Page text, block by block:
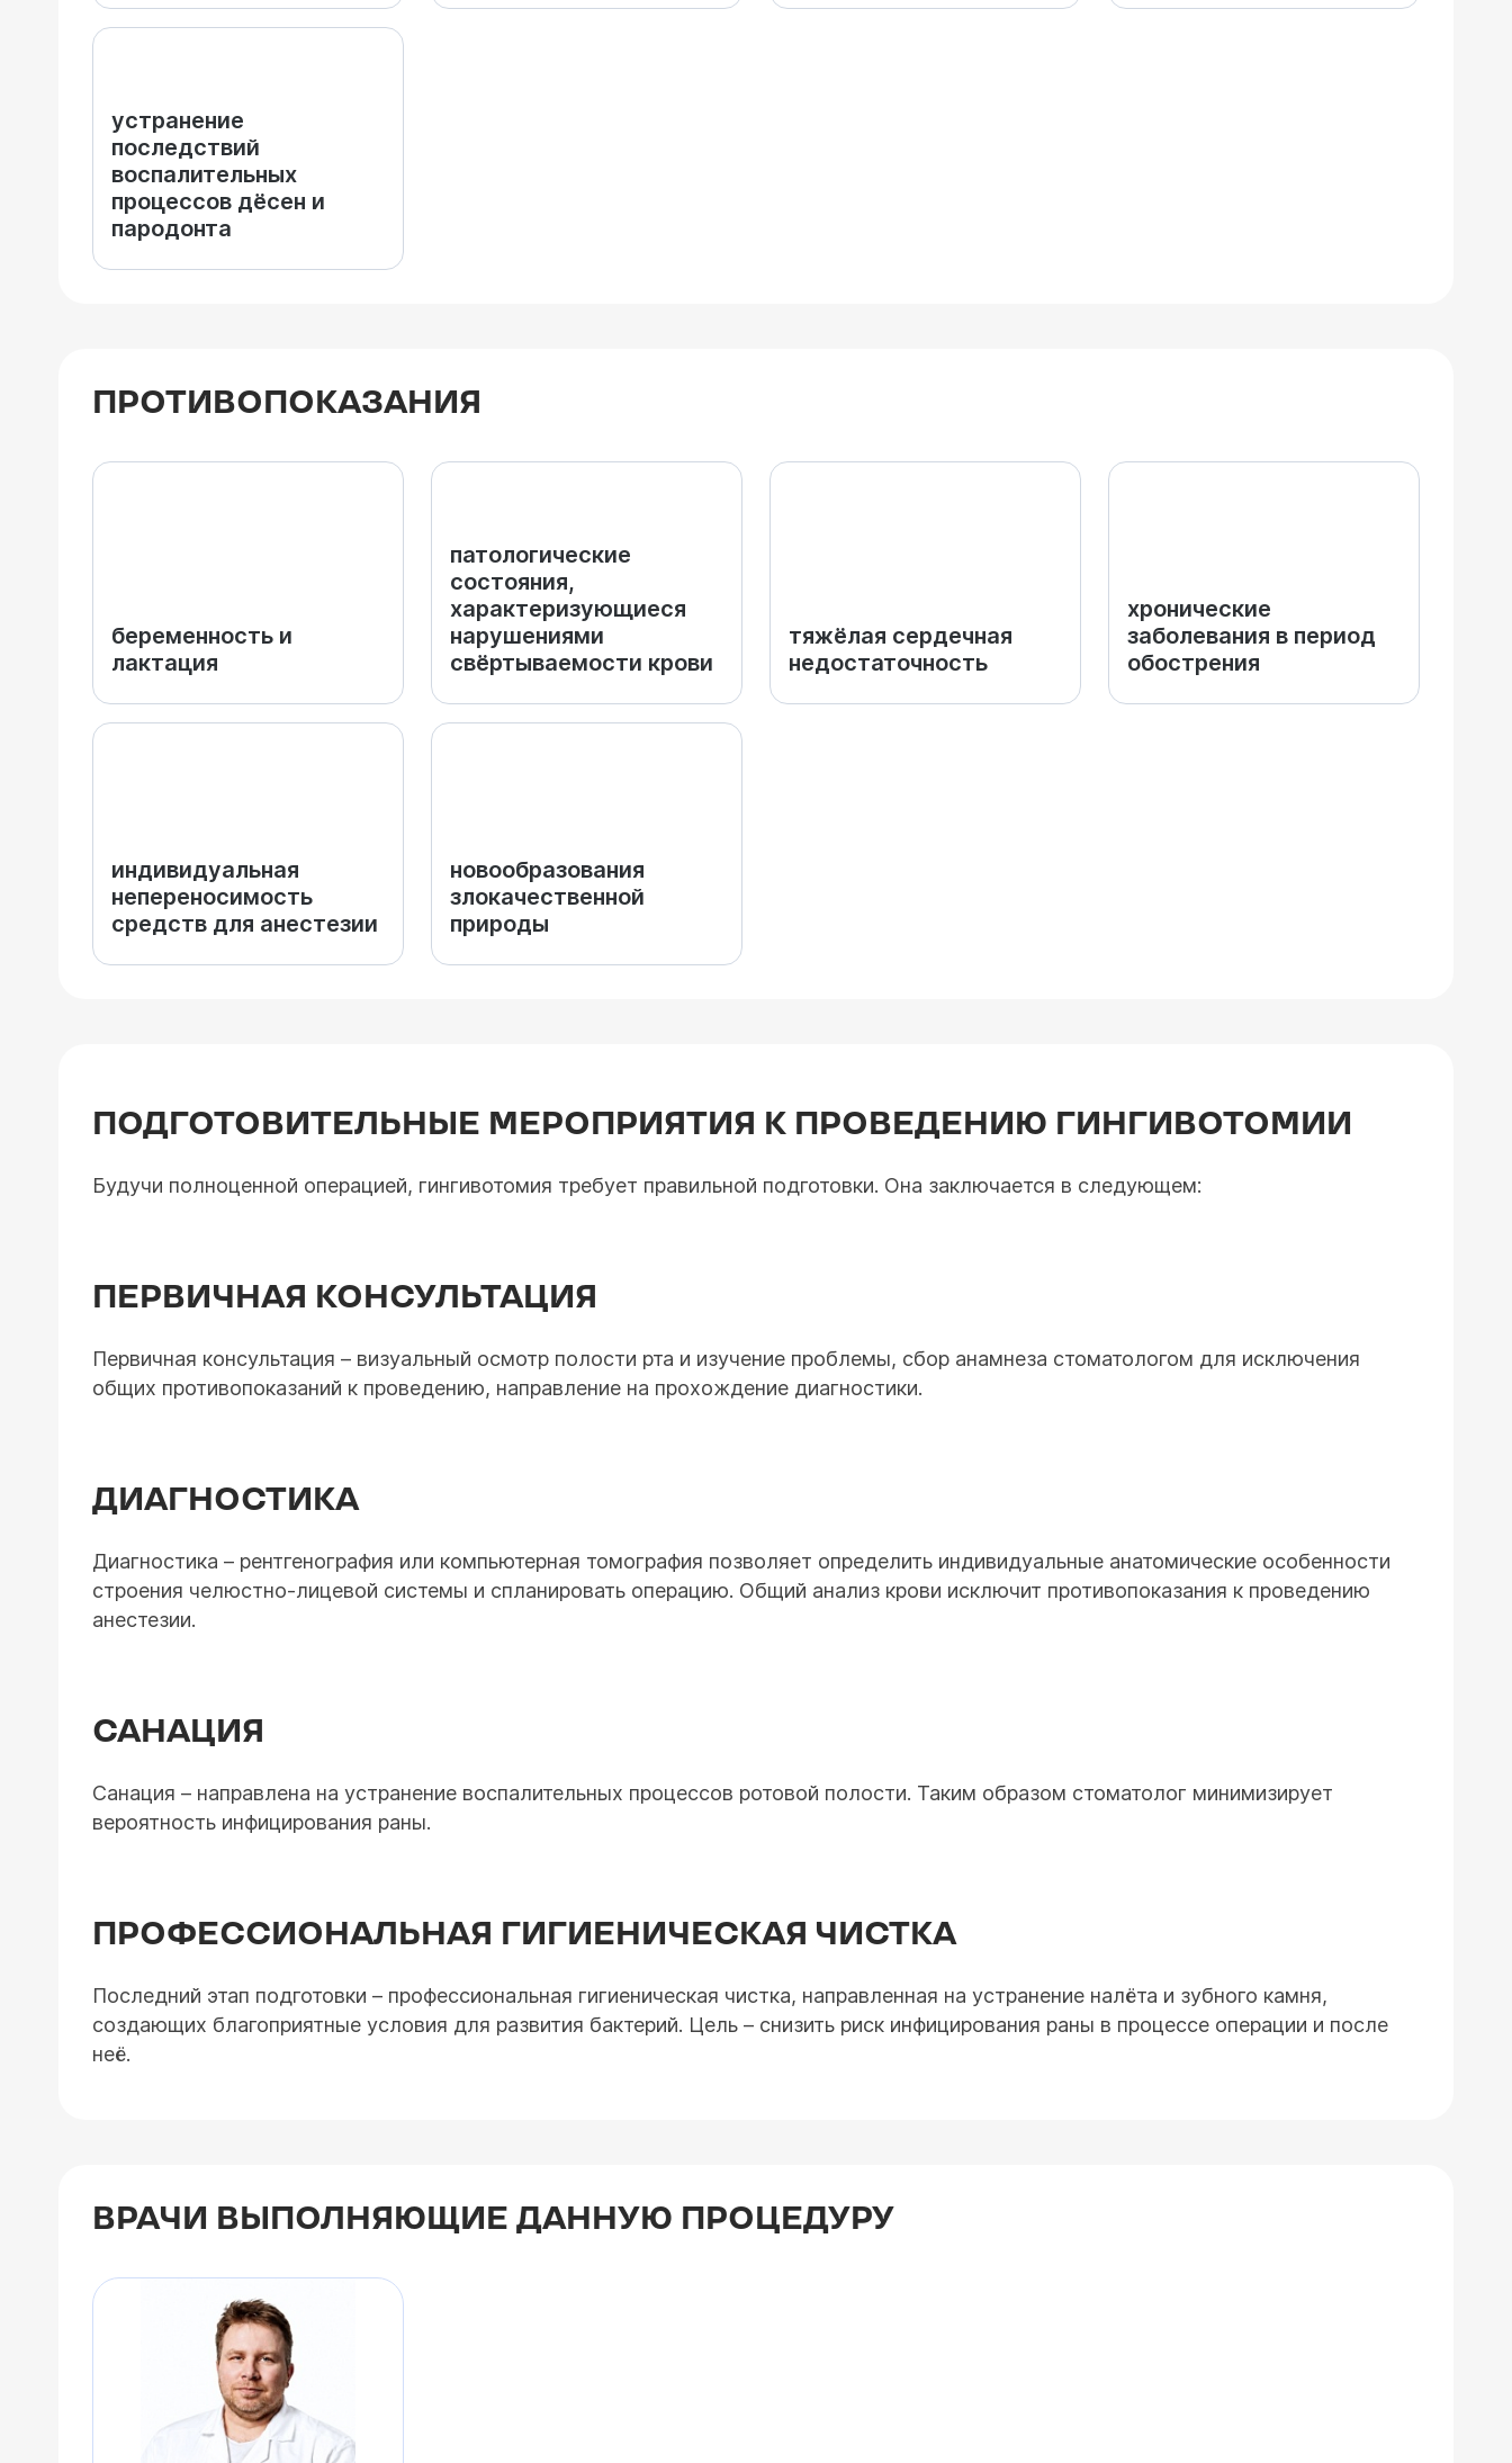
устранение
последствий
воспалительных
процессов дёсен и
пародонта
ПРОТИВОПОКАЗАНИЯ
беременность и
лактация
патологические
состояния,
характеризующиеся
нарушениями
свёртываемости крови
тяжёлая сердечная
недостаточность
хронические
заболевания в период
обострения
индивидуальная
непереносимость
средств для анестезии
новообразования
злокачественной
природы
ПОДГОТОВИТЕЛЬНЫЕ МЕРОПРИЯТИЯ К ПРОВЕДЕНИЮ ГИНГИВОТОМИИ
Будучи полноценной операцией, гингивотомия требует правильной подготовки. Она заключается в следующем:
ПЕРВИЧНАЯ КОНСУЛЬТАЦИЯ
Первичная консультация – визуальный осмотр полости рта и изучение проблемы, сбор анамнеза стоматологом для исключения
общих противопоказаний к проведению, направление на прохождение диагностики.
ДИАГНОСТИКА
Диагностика – рентгенография или компьютерная томография позволяет определить индивидуальные анатомические особенности
строения челюстно-лицевой системы и спланировать операцию. Общий анализ крови исключит противопоказания к проведению
анестезии.
САНАЦИЯ
Санация – направлена на устранение воспалительных процессов ротовой полости. Таким образом стоматолог минимизирует
вероятность инфицирования раны.
ПРОФЕССИОНАЛЬНАЯ ГИГИЕНИЧЕСКАЯ ЧИСТКА
Последний этап подготовки – профессиональная гигиеническая чистка, направленная на устранение налёта и зубного камня,
создающих благоприятные условия для развития бактерий. Цель – снизить риск инфицирования раны в процессе операции и после
неё.
ВРАЧИ ВЫПОЛНЯЮЩИЕ ДАННУЮ ПРОЦЕДУРУ